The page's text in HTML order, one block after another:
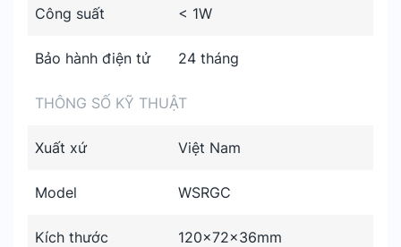
Công suất < 1W
Bảo hành điện tử 24 tháng
THÔNG SỐ KỸ THUẬT
Xuất xứ Việt Nam
Model WSRGC
Kích thước 120x72x36mm